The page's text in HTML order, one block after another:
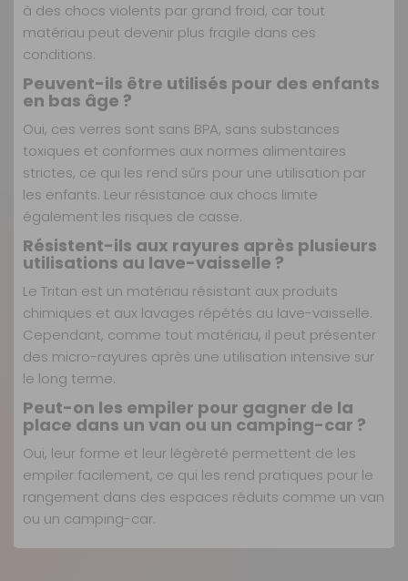
à des chocs violents par grand froid, car tout
matériau peut devenir plus fragile dans ces
conditions.
Peuvent-ils être utilisés pour des enfants
en bas âge ?
Oui, ces verres sont sans BPA, sans substances
toxiques et conformes aux normes alimentaires
strictes, ce qui les rend sûrs pour une utilisation par
les enfants. Leur résistance aux chocs limite
également les risques de casse.
Résistent-ils aux rayures après plusieurs
utilisations au lave-vaisselle ?
Le Tritan est un matériau résistant aux produits
chimiques et aux lavages répétés au lave-vaisselle.
Cependant, comme tout matériau, il peut présenter
des micro-rayures après une utilisation intensive sur
le long terme.
Peut-on les empiler pour gagner de la
place dans un van ou un camping-car ?
Oui, leur forme et leur légèreté permettent de les
empiler facilement, ce qui les rend pratiques pour le
rangement dans des espaces réduits comme un van
ou un camping-car.